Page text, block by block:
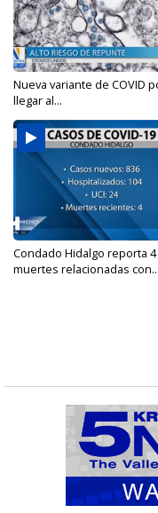
Nueva variante de COVID
llegar al...
Condado Hidalgo reporta 4
muertes relacionadas con...